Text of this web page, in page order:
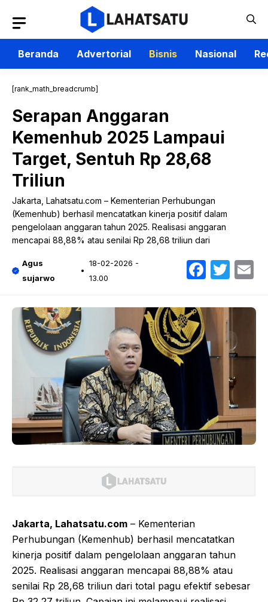
isi
Beranda
Advertorial Bisnis Nasional
[rank_math_breadcrumb]
Serapan Anggaran
Kemenhub 2025 Lampaui
Target, Sentuh Rp 28,68
Triliun
Jakarta, Lahatsatu.com – Kementerian Perhubungan
(Kemenhub) berhasil mencatatkan kinerja positif dalam
pengelolaan anggaran tahun 2025. Realisasi anggaran
mencapai 88,88% atau senilai Rp 28,68 triliun dari
Agus
sujarwo
18-02-2026 -
13.00
Jakarta, Lahatsatu.com – Kementerian
Perhubungan (Kemenhub) berhasil mencatatkan
kinerja positif dalam pengelolaan anggaran tahun
2025. Realisasi anggaran mencapai 88,88% atau
senilai Rp 28,68 triliun dari total pagu efektif sebesar